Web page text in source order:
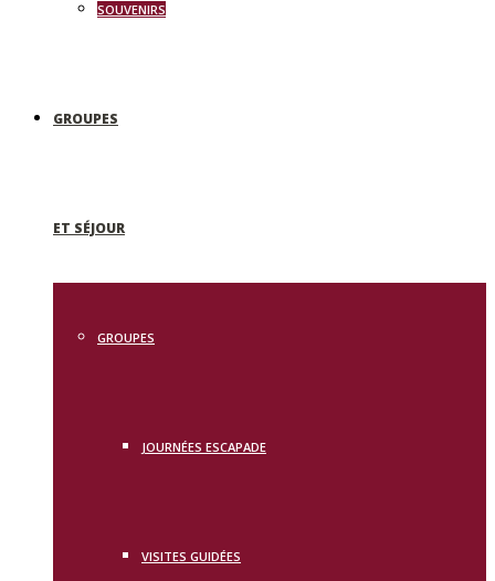
SOUVENIRS
GROUPES
ET SÉJOUR
GROUPES
JOURNÉES ESCAPADE
VISITES GUIDÉES